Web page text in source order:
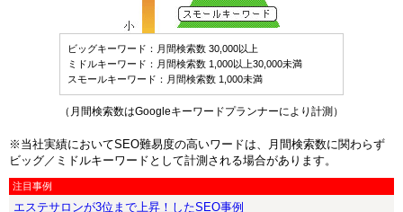
ビッグキーワード ：月間検索数 30,000以上
ミドルキーワード ：月間検索数 1,000以上30,000未満
スモールキーワード ：月間検索数 1,000未満
（月間検索数はGoogleキーワードプランナーにより計測）
※当社実績においてSEO難易度の高いワードは、月間検索数に関わらず
ビッグ／ミドルキーワードとして計測される場合があります。
注目事例
エステサロンが3位まで上昇！したSEO事例